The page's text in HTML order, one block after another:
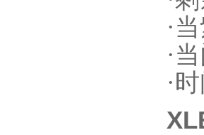
·
·
·